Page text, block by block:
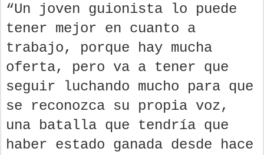
“Un joven guionista lo puede
tener mejor en cuanto a
trabajo, porque hay mucha
oferta, pero va a tener que
seguir luchando mucho para que
se reconozca su propia voz,
una batalla que tendría que
haber estado ganada desde hace